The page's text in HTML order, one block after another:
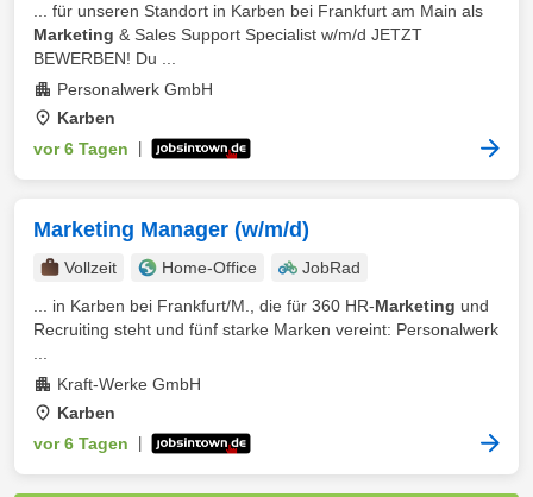
... für unseren Standort in Karben bei Frankfurt am Main als
Marketing & Sales Support Specialist w/m/d JETZT
BEWERBEN! Du ...
Personalwerk GmbH
Karben
vor 6 Tagen
Marketing Manager (w/m/d)
Vollzeit Home-Office
JobRad
... in Karben bei Frankfurt/M., die für 360 HR-Marketing und
Recruiting steht und fünf starke Marken vereint: Personalwerk
Kraft-Werke GmbH
Karben
vor 6 Tagen